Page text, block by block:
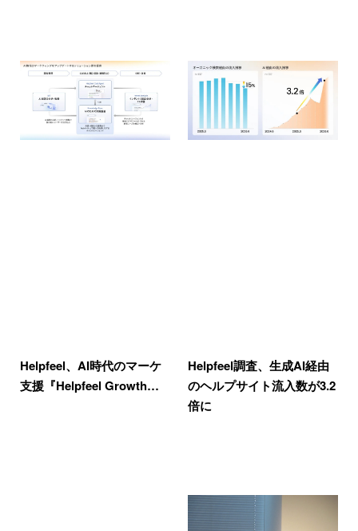
Helpfeel、AI時代のマーケ
支援『Helpfeel Growth…
Helpfeel調査、生成AI経由
のヘルプサイト流入数が3.2
倍に